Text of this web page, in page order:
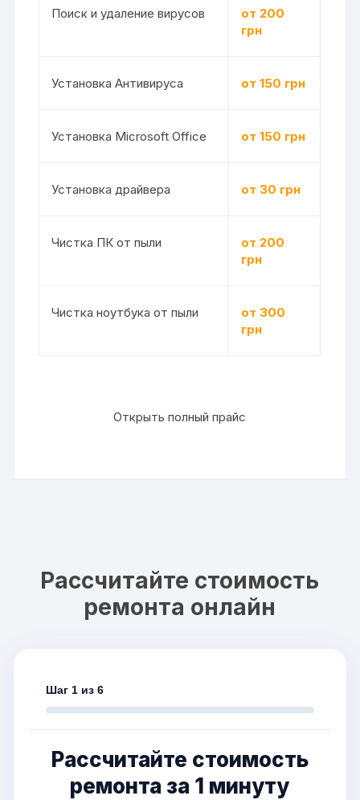
Поиск и удаление вирусов
от 200
грн
Установка Антивируса от 150 грн
Установка Microsoft Office от 150 грн
Установка драйвера от 30 грн
Чистка ПК от пыли
от 200
грн
Чистка ноутбука от пыли
от 300
грн
Открыть полный прайс
Рассчитайте стоимость
ремонта онлайн
Шаг 1 из 6
Рассчитайте стоимость
ремонта за 1 минуту